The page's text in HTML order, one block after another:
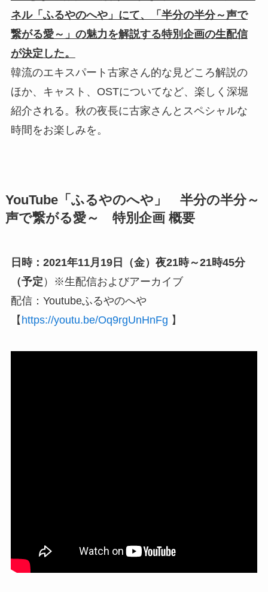
ネル「ふるやのへや」にて、「半分の半分～声で
繋がる愛～」の魅力を解説する特別企画の生配信
が決定した。
韓流のエキスパート古家さん的な見どころ解説の
ほか、キャスト、OSTについてなど、楽しく深堀
紹介される。秋の夜長に古家さんとスペシャルな
時間をお楽しみを。
YouTube「ふるやのへや」 半分の半分～
声で繋がる愛～ 特別企画 概要
日時：2021年11月19日（金）夜21時～21時45分
（予定 ）※生配信およびアーカイブ
配信：Youtubeふるやのへや
【 https://youtu.be/Oq9rgUnHnFg 】